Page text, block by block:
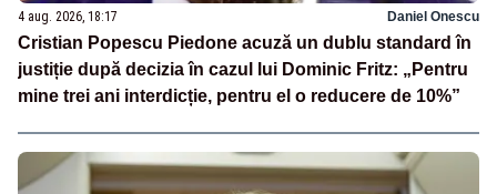
4 aug. 2026, 18:17 Daniel Onescu
Cristian Popescu Piedone acuză un dublu standard în
justiție după decizia în cazul lui Dominic Fritz: „Pentru
mine trei ani interdicție, pentru el o reducere de 10%”